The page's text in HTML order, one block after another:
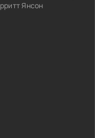
Янсон